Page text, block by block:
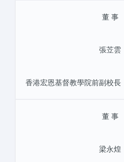
董 事
張苙雲
香港宏恩基督教學院前副校長
董 事
梁永煌